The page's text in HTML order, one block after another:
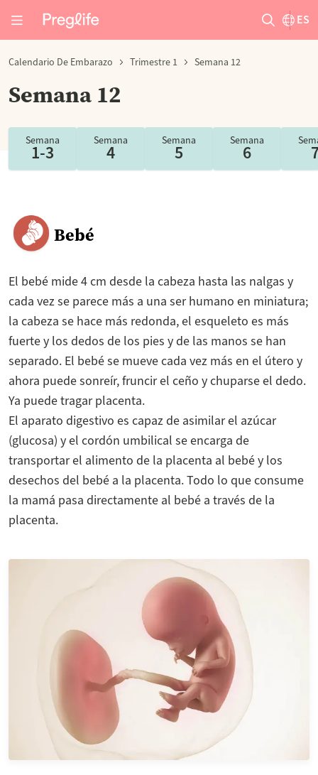
ES
Calendario De Embarazo Trimestre 1 Semana 12
Semana 12
Semana
1-3
Semana
4
Semana
5
Semana
6
Bebé
El bebé mide 4 cm desde la cabeza hasta las nalgas y
cada vez se parece más a una ser humano en miniatura;
la cabeza se hace más redonda, el esqueleto es más
fuerte y los dedos de los pies y de las manos se han
separado. El bebé se mueve cada vez más en el útero y
ahora puede sonreír, fruncir el ceño y chuparse el dedo.
Ya puede tragar placenta.
El aparato digestivo es capaz de asimilar el azúcar
(glucosa) y el cordón umbilical se encarga de
transportar el alimento de la placenta al bebé y los
desechos del bebé a la placenta. Todo lo que consume
la mamá pasa directamente al bebé a través de la
placenta.